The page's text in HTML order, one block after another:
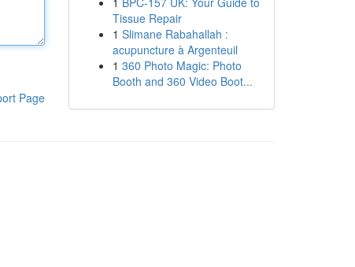
Page
Tissue Repair
1 Slimane Rabahallah :
acupuncture à Argenteuil
1 360 Photo Magic: Photo
Booth and 360 Video Boot...